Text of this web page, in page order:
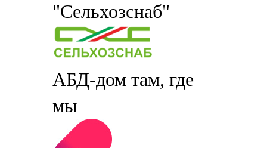
"Сельхозснаб"
АБД-дом там, где
мы